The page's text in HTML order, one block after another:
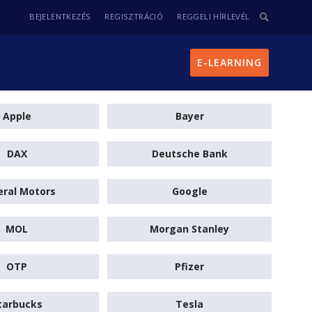
BEJELENTKEZÉS REGISZTRÁCIÓ REGGELI HÍRLEVÉL
E-LEARNING
Apple Bayer
DAX Deutsche Bank
Motors Google
MOL Morgan Stanley
OTP Pfizer
Tesla